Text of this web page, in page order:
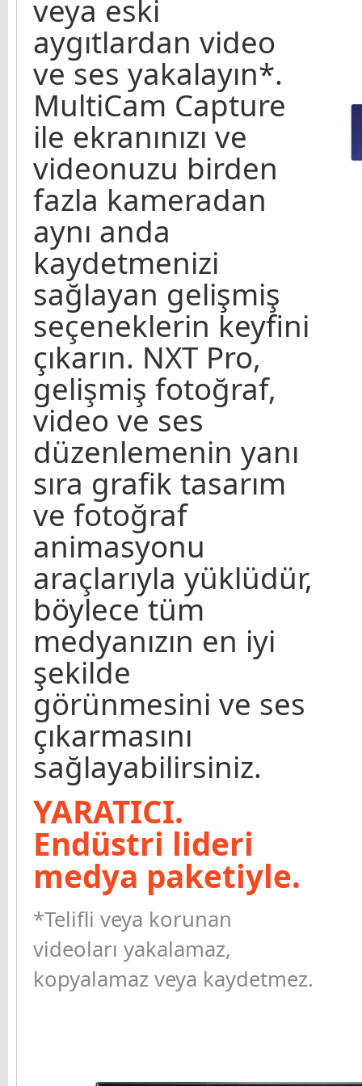
veya eski
aygıtlardan video
ve ses yakalayın*.
MultiCam Capture
ile ekranınızı ve
videonuzu birden
fazla kameradan
aynı anda
kaydetmenizi
sağlayan gelişmiş
seçeneklerin keyfini
çıkarın. NXT Pro,
gelişmiş fotoğraf,
video ve ses
düzenlemenin yanı
sıra grafik tasarım
ve fotoğraf
animasyonu
araçlarıyla yüklüdür,
böylece tüm
medyanızın en iyi
şekilde
görünmesini ve ses
çıkarmasını
sağlayabilirsiniz.
YARATICI.
Endüstri lideri
medya paketiyle.
*Telifli veya korunan
videoları yakalamaz,
kopyalamaz veya kaydetmez.